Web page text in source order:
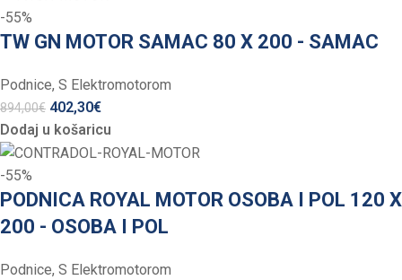
-55%
TW GN MOTOR SAMAC 80 X 200 - SAMAC
Podnice, S Elektromotorom
894,00€ 402,30€
Dodaj u košaricu
-55%
PODNICA ROYAL MOTOR OSOBA I POL 120 X
200 - OSOBA I POL
Podnice, S Elektromotorom